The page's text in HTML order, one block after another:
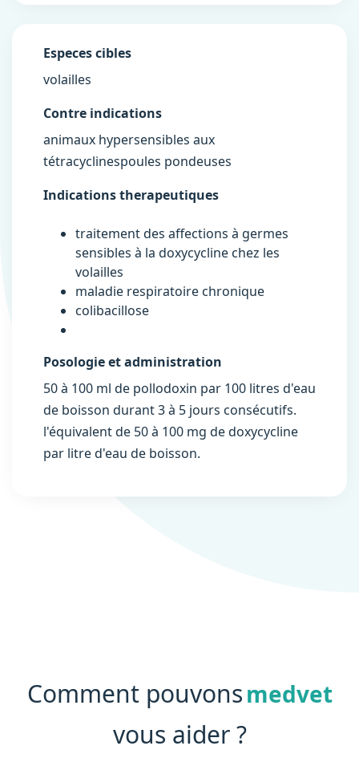
Especes cibles
volailles
Contre indications
animaux hypersensibles aux
tétracyclinespoules pondeuses
Indications therapeutiques
traitement des affections à germes
sensibles à la doxycycline chez les
volailles
maladie respiratoire chronique
colibacillose
Posologie et administration
50 à 100 ml de pollodoxin par 100 litres d'eau
de boisson durant 3 à 5 jours consécutifs.
l'équivalent de 50 à 100 mg de doxycycline
par litre d'eau de boisson.
Comment pouvonsmedvet
vous aider ?